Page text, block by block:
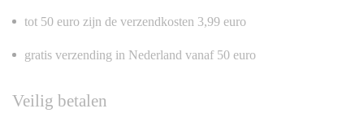
tot 50 euro zijn de verzendkosten 3,99 euro
gratis verzending in Nederland vanaf 50 euro
Veilig betalen